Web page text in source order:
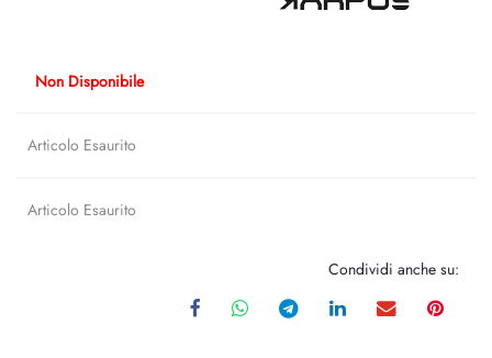
Non Disponibile
Articolo Esaurito
Articolo Esaurito
Condividi anche su: